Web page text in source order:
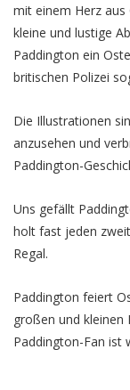
mit einem Herz
kleine und lustige
Paddington ein
britischen Polizei
Die Illustrationen
anzusehen und
Paddington-
Uns gefällt
holt fast jeden
Regal.
Paddington feiert
großen und kleinen
Paddington-Fan ist